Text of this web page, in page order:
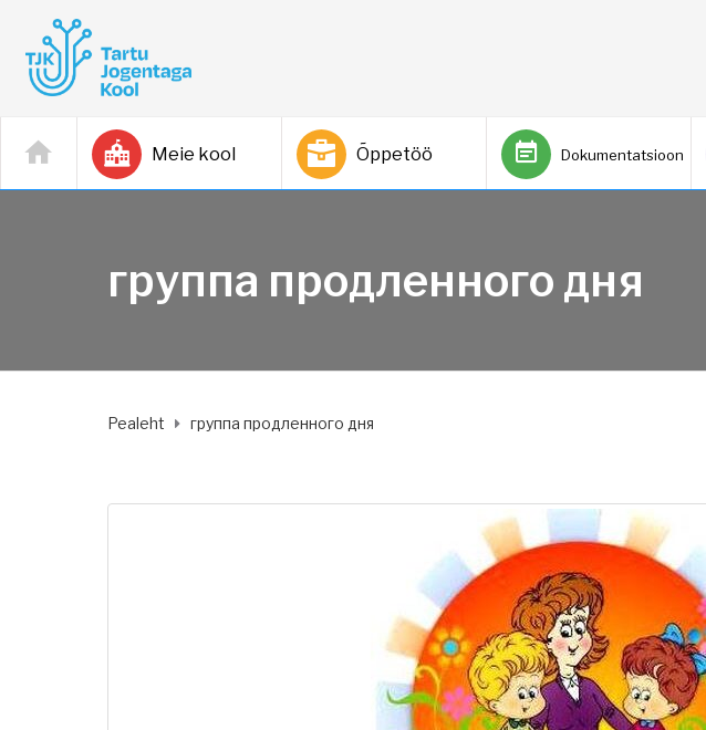
Meie kool Õppetöö Dokumentatsioon
группа продленного дня
Pealeht группа продленного дня